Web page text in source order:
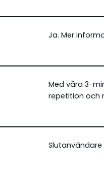
Ja. Mer
Med våra 3-
repetition och
Slutanvändare